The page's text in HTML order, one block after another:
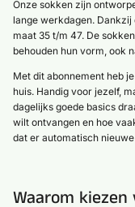
Onze sokken zijn
lange werkdagen.
maat 35 t/m 47. De
behouden hun vorm, ook
Met dit abonnement heb
huis. Handig voor jezelf,
dagelijks goede basics
wilt ontvangen en hoe
dat er automatisch
Waarom